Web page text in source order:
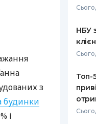
ОГЛЯД
ПО
КАРТКАХ
ВСІ
з
будинки
і
НБУ
Топ-